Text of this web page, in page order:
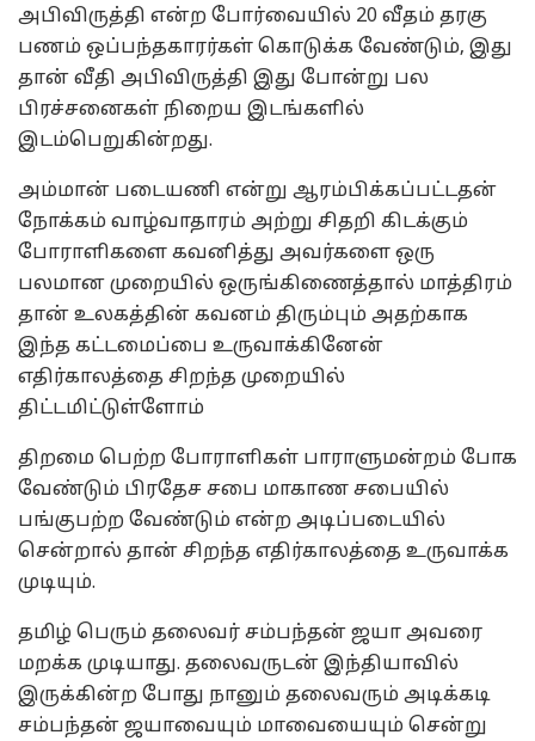
அபிவிருத்தி என்ற போர்வையில் 20 வீதம் தரகு
பணம் ஒப்பந்தகாரர்கள் கொடுக்க வேண்டும், இது
தான் வீதி அபிவிருத்தி இது போன்று பல
பிரச்சனைகள் நிறைய இடங்களில்
இடம்பெறுகின்றது.
அம்மான் படையணி என்று ஆரம்பிக்கப்பட்டதன்
நோக்கம் வாழ்வாதாரம் அற்று சிதறி கிடக்கும்
போராளிகளை கவனித்து அவர்களை ஒரு
பலமான முறையில் ஒருங்கிணைத்தால் மாத்திரம்
தான் உலகத்தின் கவனம் திரும்பும் அதற்காக
இந்த கட்டமைப்பை உருவாக்கினேன்
எதிர்காலத்தை சிறந்த முறையில்
திட்டமிட்டுள்ளோம்
திறமை பெற்ற போராளிகள் பாராளுமன்றம் போக
வேண்டும் பிரதேச சபை மாகாண சபையில்
பங்குபற்ற வேண்டும் என்ற அடிப்படையில்
சென்றால் தான் சிறந்த எதிர்காலத்தை உருவாக்க
முடியும்.
தமிழ் பெரும் தலைவர் சம்பந்தன் ஜயா அவரை
மறக்க முடியாது. தலைவருடன் இந்தியாவில்
இருக்கின்ற போது நானும் தலைவரும் அடிக்கடி
சம்பந்தன் ஜயாவையும் மாவையையும் சென்று